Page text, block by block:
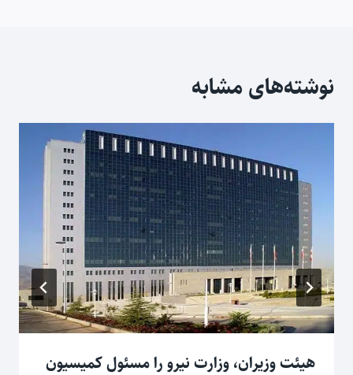
نوشته‌های مشابه
هیئت وزیران، وزارت نیرو را مسئول کمیسیون